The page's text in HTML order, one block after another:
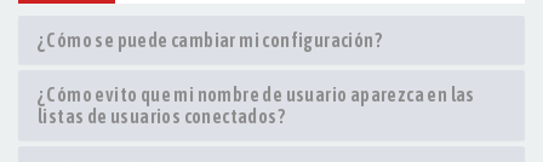
¿Cómo se puede cambiar mi configuración?
¿Cómo evito que mi nombre de usuario aparezca en las
listas de usuarios conectados?